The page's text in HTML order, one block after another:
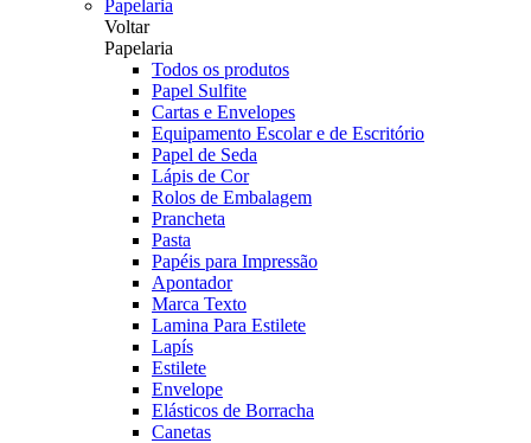
Papelaria
Voltar
Papelaria
Todos os produtos
Papel Sulfite
Cartas e Envelopes
Equipamento Escolar e de Escritório
Papel de Seda
Lápis de Cor
Rolos de Embalagem
Prancheta
Pasta
Papéis para Impressão
Apontador
Marca Texto
Lamina Para Estilete
Lapís
Estilete
Envelope
Elásticos de Borracha
Canetas